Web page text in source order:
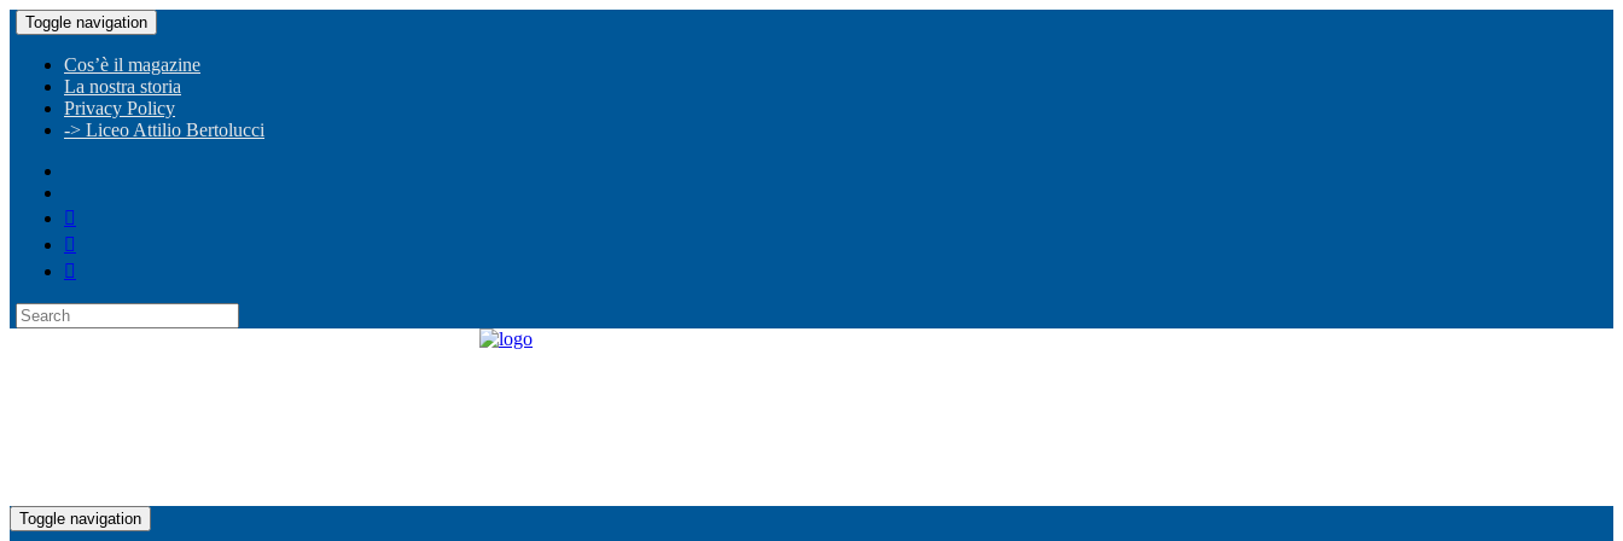
Toggle navigation
Cos’è il magazine
La nostra storia
Privacy Policy
-> Liceo Attilio Bertolucci
Toggle navigation